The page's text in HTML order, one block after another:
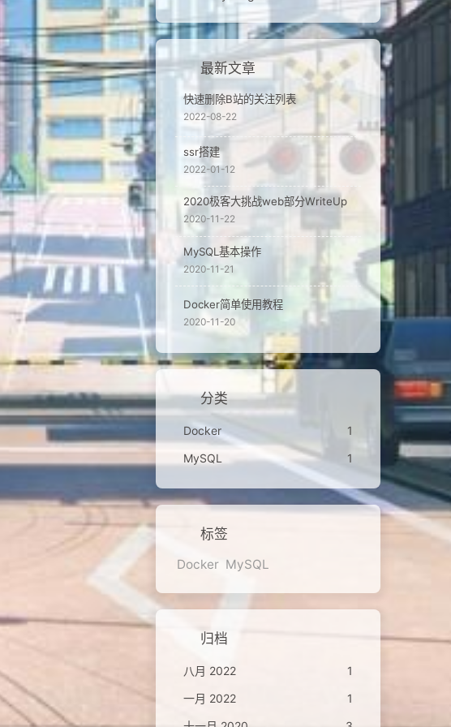
最新文章
快速删除B站的关注列表
2022-08-22
ssr搭建
2022-01-12
2020极客大挑战web部分WriteUp
2020-11-22
MySQL基本操作
2020-11-21
Docker简单使用教程
2020-11-20
分类
Docker
1
MySQL
1
标签
Docker MySQL
归档
八月 2022
1
一月 2022
1